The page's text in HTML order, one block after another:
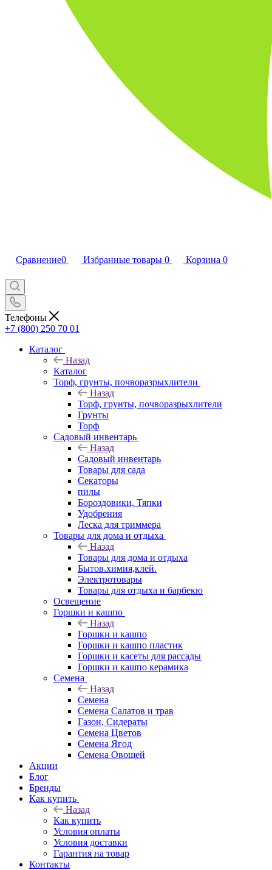
Сравнение0 Избранные товары 0 Корзина 0
Телефоны
+7 (800) 250 70 01
Каталог
Назад
Каталог
Торф, грунты, почворазрыхлители
Назад
Торф, грунты, почворазрыхлители
Грунты
Торф
Садовый инвентарь
Назад
Садовый инвентарь
Товары для сада
Секаторы
пилы
Бороздовики, Тяпки
Удобрения
Леска для триммера
Товары для дома и отдыха
Назад
Товары для дома и отдыха
Бытов.химия,клей.
Электротовары
Товары для отдыха и барбекю
Освещение
Горшки и кашпо
Назад
Горшки и кашпо
Горшки и кашпо пластик
Горшки и касеты для рассады
Горшки и кашпо керамика
Семена
Назад
Семена
Семена Салатов и трав
Газон, Сидераты
Семена Цветов
Семена Ягод
Семена Овощей
Акции
Блог
Бренды
Как купить
Назад
Как купить
Условия оплаты
Условия доставки
Гарантия на товар
Контакты